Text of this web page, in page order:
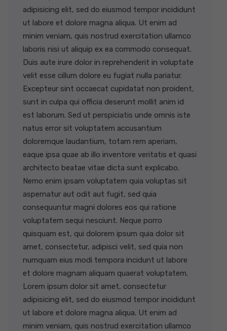
adipisicing elit, sed do eiusmod tempor incididunt
ut labore et dolore magna aliqua. Ut enim ad
minim veniam, quis nostrud exercitation ullamco
laboris nisi ut aliquip ex ea commodo consequat.
Duis aute irure dolor in reprehenderit in voluptate
velit esse cillum dolore eu fugiat nulla pariatur.
Excepteur sint occaecat cupidatat non proident,
sunt in culpa qui officia deserunt mollit anim id
est laborum. Sed ut perspiciatis unde omnis iste
natus error sit voluptatem accusantium
doloremque laudantium, totam rem aperiam,
eaque ipsa quae ab illo inventore veritatis et quasi
architecto beatae vitae dicta sunt explicabo.
Nemo enim ipsam voluptatem quia voluptas sit
aspernatur aut odit aut fugit, sed quia
consequuntur magni dolores eos qui ratione
voluptatem sequi nesciunt. Neque porro
quisquam est, qui dolorem ipsum quia dolor sit
amet, consectetur, adipisci velit, sed quia non
numquam eius modi tempora incidunt ut labore
et dolore magnam aliquam quaerat voluptatem.
Lorem ipsum dolor sit amet, consectetur
adipisicing elit, sed do eiusmod tempor incididunt
ut labore et dolore magna aliqua. Ut enim ad
minim veniam, quis nostrud exercitation ullamco